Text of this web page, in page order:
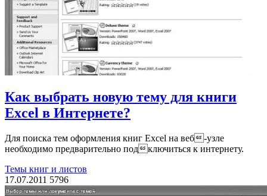
Как выбрать новую тему для книги
Excel в Интернете?
Для поиска тем оформления книг Excel на веб-узле
необходимо предварительно подключиться к интернету.
Темы книг и листов
17.07.2011 5796